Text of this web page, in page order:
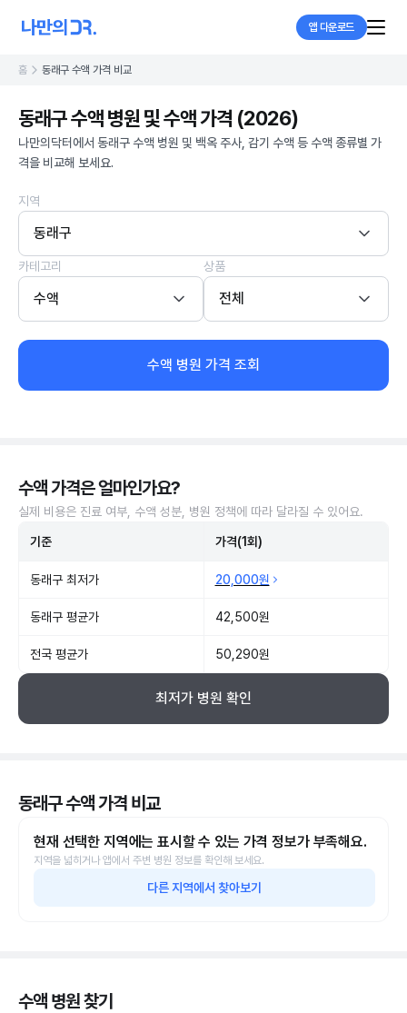
앱 다운로드
홈 동래구 수액 가격 비교
동래구 수액 병원 및 수액 가격 (2026)
나만의닥터에서 동래구 수액 병원 및 백옥 주사, 감기 수액 등 수액 종류별 가
격을 비교해 보세요.
지역
동래구
카테고리
수액
상품
전체
수액 병원 가격 조회
수액 가격은 얼마인가요?
실제 비용은 진료 여부, 수액 성분, 병원 정책에 따라 달라질 수 있어요.
기준 가격(1회)
동래구 최저가 20,000원
동래구 평균가 42,500원
전국 평균가 50,290원
최저가 병원 확인
동래구 수액 가격 비교
현재 선택한 지역에는 표시할 수 있는 가격 정보가 부족해요.
지역을 넓히거나 앱에서 주변 병원 정보를 확인해 보세요.
다른 지역에서 찾아보기
수액 병원 찾기